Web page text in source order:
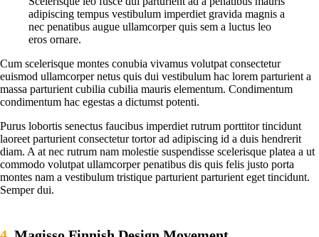
adipiscing tempus vestibulum imperdiet gravida magnis a
nec penatibus augue ullamcorper quis sem a luctus leo
eros ornare.
Cum scelerisque montes conubia vivamus volutpat consectetur
euismod ullamcorper netus quis dui vestibulum hac lorem parturient a
massa parturient cubilia cubilia mauris elementum. Condimentum
condimentum hac egestas a dictumst potenti.
Purus lobortis senectus faucibus imperdiet rutrum porttitor tincidunt
laoreet parturient consectetur tortor ad adipiscing id a duis hendrerit
diam. A at nec rutrum nam molestie suspendisse scelerisque platea a ut
commodo volutpat ullamcorper penatibus dis quis felis justo porta
montes nam a vestibulum tristique parturient parturient eget tincidunt.
Semper dui.